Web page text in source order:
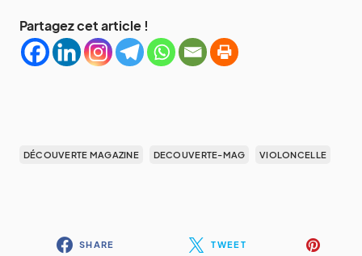
Partagez cet article !
DÉCOUVERTE MAGAZINE DECOUVERTE-MAG VIOLONCELLE
SHARE TWEET